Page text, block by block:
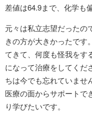
差値は64.9まで、化学も
元々は私立志望だったの
きの方が大きかったです
てきて、何度も怪我をす
になって治療をしてくだ
ちは今でも忘れていませ
医療の面からサポートで
り学びたいです。